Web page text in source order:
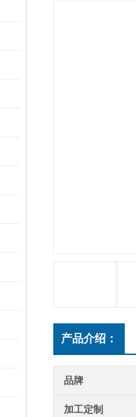
产品介绍：
品牌
加工定制